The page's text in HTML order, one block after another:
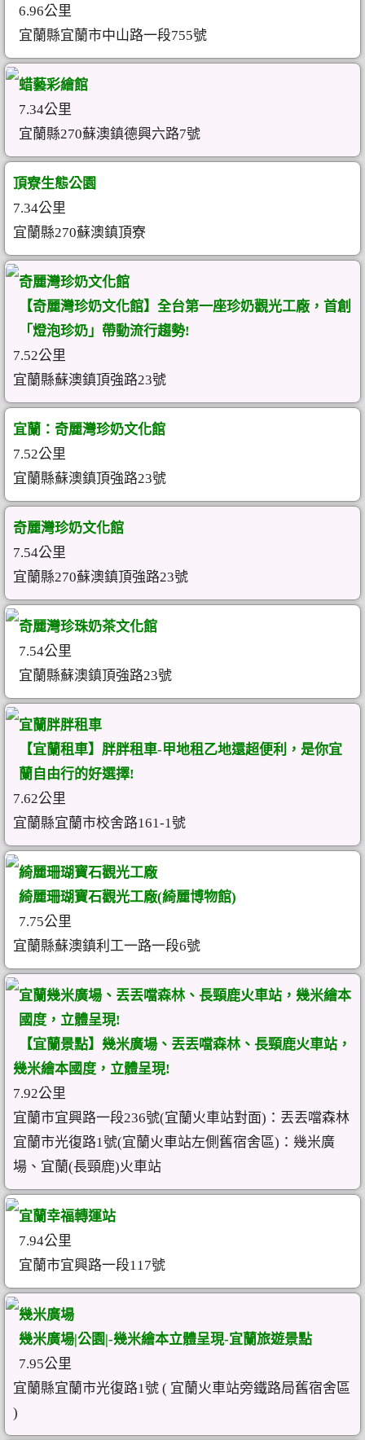
6.96公里
宜蘭縣宜蘭市中山路一段755號
蜡藝彩繪館
7.34公里
宜蘭縣270蘇澳鎮德興六路7號
頂寮生態公園
7.34公里
宜蘭縣270蘇澳鎮頂寮
奇麗灣珍奶文化館
【奇麗灣珍奶文化館】全台第一座珍奶觀光工廠，首創
「燈泡珍奶」帶動流行趨勢!
7.52公里
宜蘭縣蘇澳鎮頂強路23號
宜蘭：奇麗灣珍奶文化館
7.52公里
宜蘭縣蘇澳鎮頂強路23號
奇麗灣珍奶文化館
7.54公里
宜蘭縣270蘇澳鎮頂強路23號
奇麗灣珍珠奶茶文化館
7.54公里
宜蘭縣蘇澳鎮頂強路23號
宜蘭胖胖租車
【宜蘭租車】胖胖租車-甲地租乙地還超便利，是你宜
蘭自由行的好選擇!
7.62公里
宜蘭縣宜蘭市校舍路161-1號
綺麗珊瑚寶石觀光工廠
綺麗珊瑚寶石觀光工廠(綺麗博物館)
7.75公里
宜蘭縣蘇澳鎮利工一路一段6號
宜蘭幾米廣場、丟丟噹森林、長頸鹿火車站，幾米繪本
國度，立體呈現!
【宜蘭景點】幾米廣場、丟丟噹森林、長頸鹿火車站，
幾米繪本國度，立體呈現!
7.92公里
宜蘭市宜興路一段236號(宜蘭火車站對面)：丟丟噹森林
宜蘭市光復路1號(宜蘭火車站左側舊宿舍區)：幾米廣
場、宜蘭(長頸鹿)火車站
宜蘭幸福轉運站
7.94公里
宜蘭市宜興路一段117號
幾米廣場
幾米廣場|公園|-幾米繪本立體呈現-宜蘭旅遊景點
7.95公里
宜蘭縣宜蘭市光復路1號 ( 宜蘭火車站旁鐵路局舊宿舍區
)